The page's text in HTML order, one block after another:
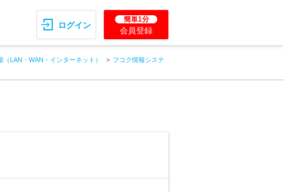
ログイン
簡単1分
会員登録
LAN・WAN・インターネット）
フコク情報システ